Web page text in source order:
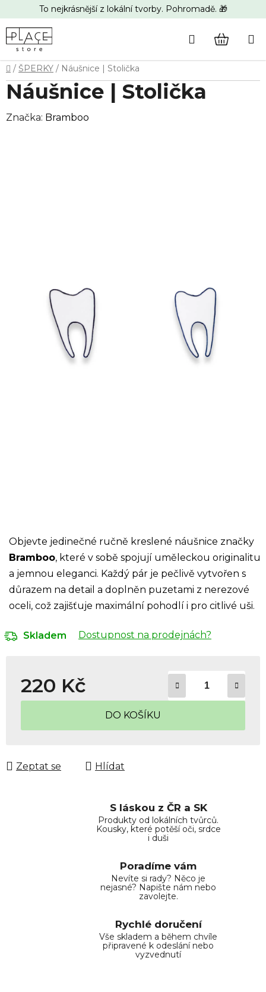
na
obsah
To nejkrásnější z lokální tvorby. Pohromadě. 🎁
Hledat
Domů
/ ŠPERKY / Náušnice | Stolička
Objevte jedinečné ručně kreslené náušnice značky
Bramboo, které v sobě spojují uměleckou originalitu
a jemnou eleganci. Každý pár je pečlivě vytvořen s
důrazem na detail a doplněn puzetami z nerezové
oceli, což zajišťuje maximální pohodlí i pro citlivé uši.
Skladem Dostupnost na prodejnách?
220 Kč
Měrná cena:
DO KOŠÍKU
Zeptat se Hlídat
Náušnice | Stolička
Značka: Bramboo
S láskou z ČR a SK
Produkty od lokálních tvůrců.
Kousky, které potěší oči, srdce
i duši
Poradíme vám
Nevíte si rady? Něco je
nejasné? Napište nám nebo
zavolejte.
Rychlé doručení
Vše skladem a během chvíle
připravené k odeslání nebo
vyzvednutí